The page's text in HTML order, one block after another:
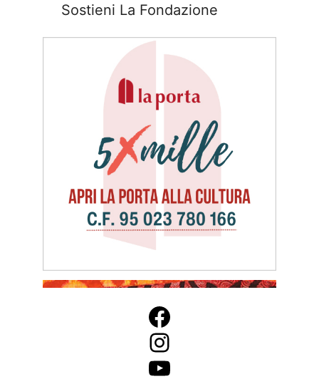
Sostieni La Fondazione
Facebook
Instagram
YouTube